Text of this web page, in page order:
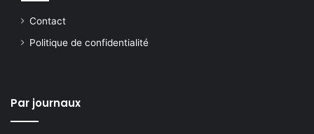
Contact
Politique de confidentialité
Par journaux